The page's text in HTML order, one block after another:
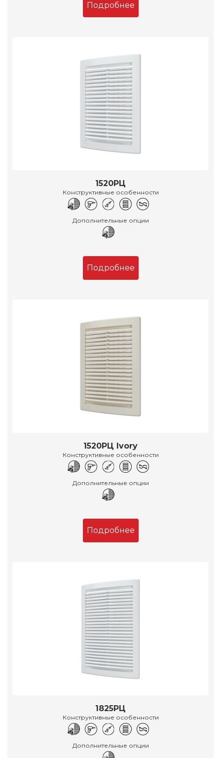
Подробнее
1520РЦ
Конструктивные особенности
Дополнительные опции
Подробнее
1520РЦ Ivory
Конструктивные особенности
Дополнительные опции
Подробнее
1825РЦ
Конструктивные особенности
Дополнительные опции